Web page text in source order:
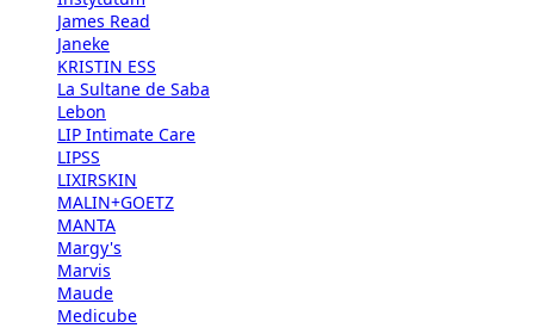
James Read
Janeke
KRISTIN ESS
La Sultane de Saba
Lebon
LIP Intimate Care
LIPSS
LIXIRSKIN
MALIN+GOETZ
MANTA
Margy's
Marvis
Maude
Medicube